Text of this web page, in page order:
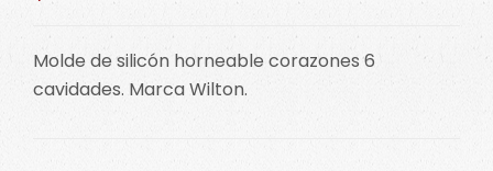
Molde de silicón horneable corazones 6
cavidades. Marca Wilton.